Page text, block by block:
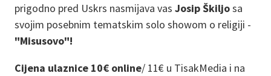
prigodno pred Uskrs nasmijava vas Josip Škiljosa
svojim posebnim tematskim solo showom o religiji -
"Misusovo"!
Cijena ulaznice 10€ online/ 11€ u TisakMedia i na